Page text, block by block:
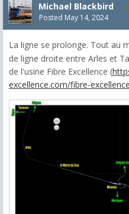
Michael Blackbird
Posted May 14, 2024
La ligne se prolonge. Tout au
de ligne droite entre Arles et
de l'usine Fibre Excellence (
excellence.com/fibre-